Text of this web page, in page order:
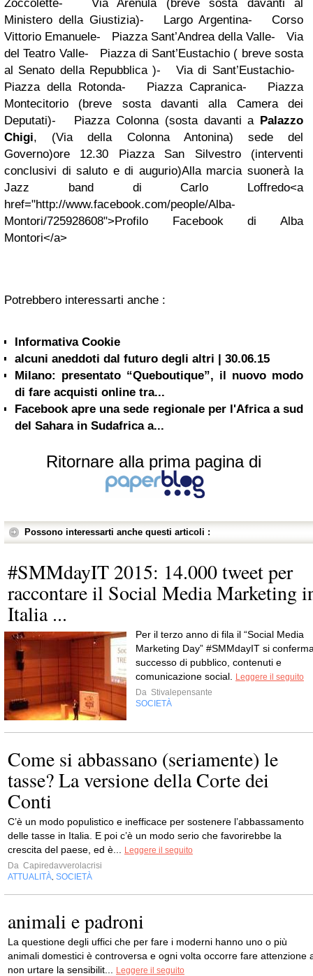
Zoccolette-
Via Arenula (breve sosta davanti al
Ministero della Giustizia)- Largo Argentina-
Corso
Vittorio Emanuele- Piazza Sant’Andrea della Valle-
Via
del Teatro Valle-
Piazza di Sant’Eustachio ( breve sosta
al Senato della Repubblica )- Via di Sant’Eustachio-
Piazza della Rotonda- Piazza Capranica-
Piazza
Montecitorio (breve sosta davanti alla Camera dei
Deputati)- Piazza Colonna (sosta davanti a Palazzo
Chigi, (Via della Colonna Antonina) sede del
Governo)ore 12.30 Piazza San Silvestro (interventi
conclusivi di saluto e di augurio)Alla marcia suonerà la
Jazz band di Carlo Loffredo<a
href="http://www.facebook.com/people/Alba-
Montori/725928608">Profilo Facebook di Alba
Montori</a>
Potrebbero interessarti anche :
Informativa Cookie
alcuni aneddoti dal futuro degli altri | 30.06.15
Milano: presentato “Queboutique”, il nuovo modo
di fare acquisti online tra...
Facebook apre una sede regionale per l'Africa a sud
del Sahara in Sudafrica a...
Ritornare alla prima pagina di
Possono interessarti anche questi articoli :
#SMMdayIT 2015: 14.000 tweet per
raccontare il Social Media Marketing
Italia ...
Per il terzo anno di fila il “Social Media
Marketing Day” #SMMdayIT si
successo di pubblico, contenuti e
comunicazione social.
Leggere il seguito
Da Stivalepensante
SOCIETÀ
Come si abbassano (seriamente) le
tasse? La versione della Corte dei
Conti
C’è un modo populistico e inefficace per sostenere l’abbassamento
delle tasse in Italia. E poi c’è un modo serio che favorirebbe la
crescita del paese, ed è...
Leggere il seguito
Da Capiredavverolacrisi
ATTUALITÀ SOCIETÀ
animali e padroni
La questione degli uffici che per fare i moderni hanno uno o più
animali domestici è controversa e ogni volta occorre fare attenzione
non urtare la sensibilit...
Leggere il seguito